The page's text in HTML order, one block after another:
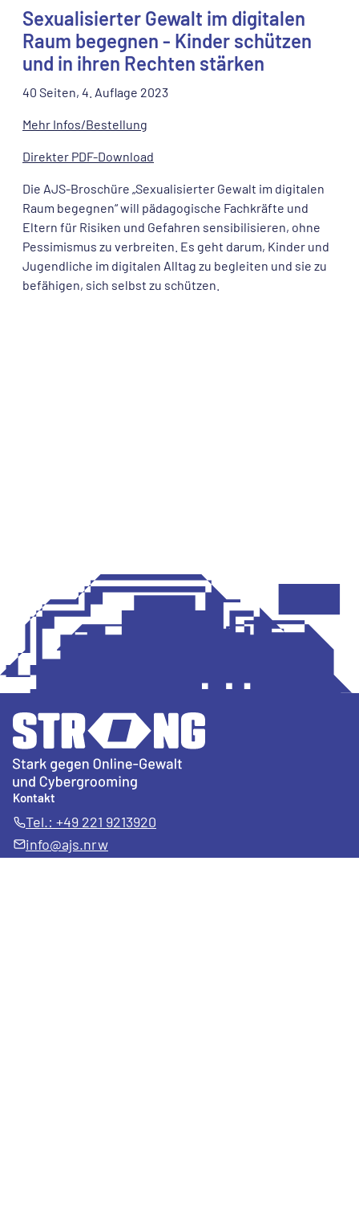
Sexualisierter Gewalt im digitalen
Raum begegnen - Kinder schützen
und in ihren Rechten stärken
40 Seiten, 4. Auflage 2023
Mehr Infos/Bestellung
Direkter PDF-Download
Die AJS-Broschüre „Sexualisierter Gewalt im digitalen
Raum begegnen“ will pädagogische Fachkräfte und
Eltern für Risiken und Gefahren sensibilisieren, ohne
Pessimismus zu verbreiten. Es geht darum, Kinder und
Jugendliche im digitalen Alltag zu begleiten und sie zu
befähigen, sich selbst zu schützen.
Kontakt
Tel.: +49 221 9213920
info@ajs.nrw